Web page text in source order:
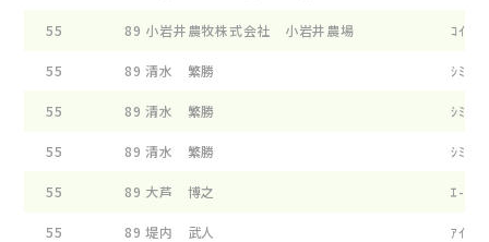
55 89 小岩井農牧株式会社 小岩井農場 ｺｲﾜｲ
55 89 清水 繁勝 ｼﾐｽﾞ
55 89 清水 繁勝 ｼﾐｽﾞ
55 89 清水 繁勝 ｼﾐｽﾞ
55 89 大芦 博之 ｴ- ﾋﾞ
55 89 堤内 武人 ｱｲﾍﾞ